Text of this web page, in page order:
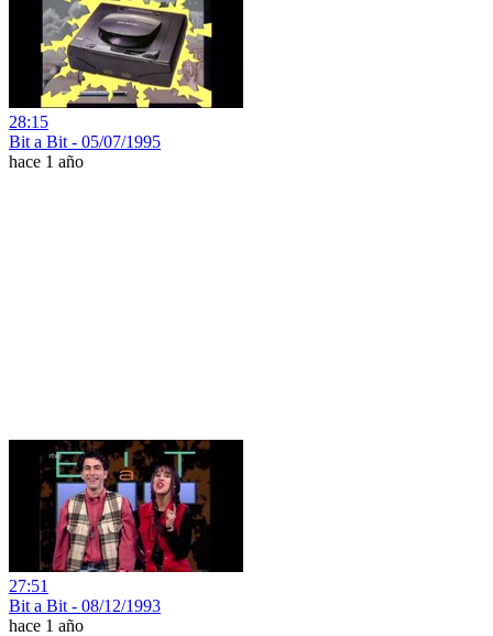
28:15
Bit a Bit - 05/07/1995
hace 1 año
27:51
Bit a Bit - 08/12/1993
hace 1 año